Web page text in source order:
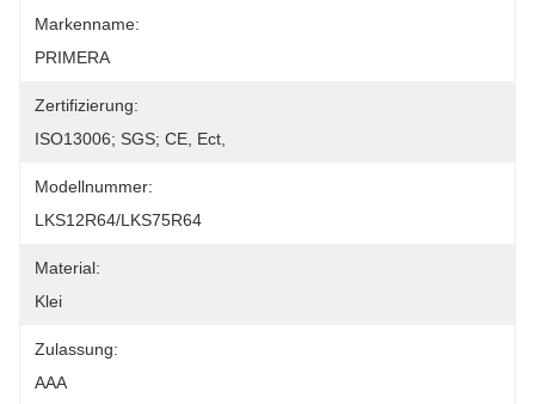
Markenname:
PRIMERA
Zertifizierung:
ISO13006; SGS; CE, Ect,
Modellnummer:
LKS12R64/LKS75R64
Material:
Klei
Zulassung:
AAA